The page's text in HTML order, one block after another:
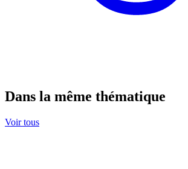
Dans la même thématique
Voir tous